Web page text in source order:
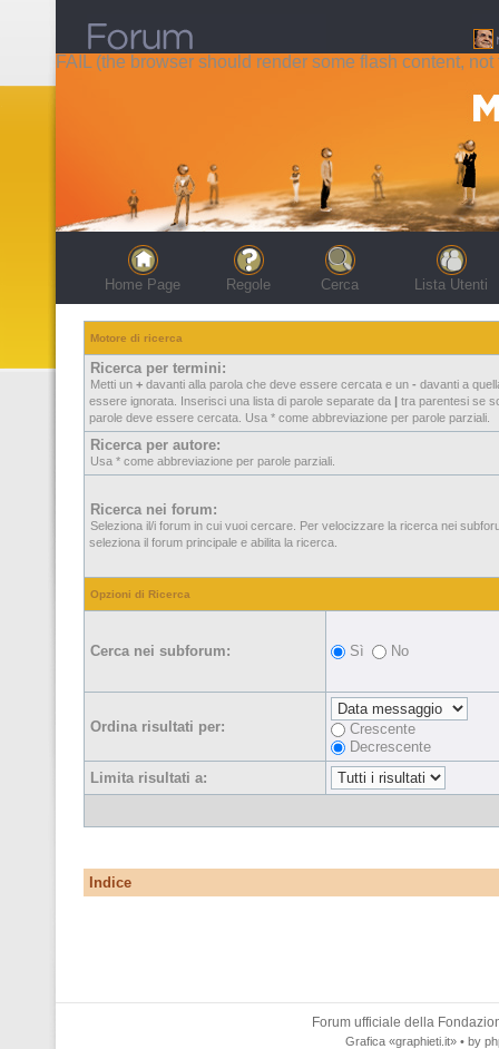
FAIL (the browser should render some flash content, not
Home Page Regole Cerca Lista Utenti
Motore di ricerca
Ricerca per termini:
Metti un + davanti alla parola che deve essere cercata e un - davanti a
essere ignorata. Inserisci una lista di parole separate da | tra parentesi se
parole deve essere cercata. Usa * come abbreviazione per parole parziali.
Ricerca per autore:
Usa * come abbreviazione per parole parziali.
Ricerca nei forum:
Seleziona il/i forum in cui vuoi cercare. Per velocizzare la ricerca nei
seleziona il forum principale e abilita la ricerca.
Opzioni di Ricerca
Cerca nei subforum: Sì No
Ordina risultati per:
Crescente
Decrescente
Limita risultati a:
Indice
Forum ufficiale della
Grafica «graphieti.it» • by